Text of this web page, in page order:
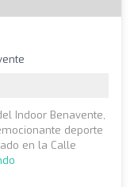
Indoor Benavente,
deporte
en la Calle